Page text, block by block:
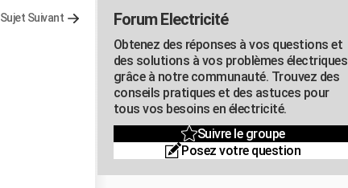
Sujet Suivant Forum Electricité
Obtenez des réponses à vos questions et
des solutions à vos problèmes électriques
grâce à notre communauté. Trouvez des
conseils pratiques et des astuces pour
tous vos besoins en électricité.
Suivre le groupe
Posez votre question